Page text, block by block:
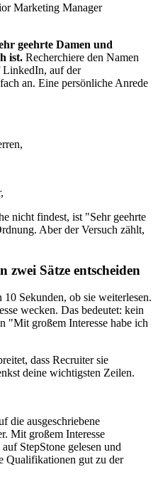
Marketing Manager
geehrte Damen und
ist. Recherchiere den Namen
LinkedIn, auf der
an. Eine persönliche Anrede
nicht findest, ist "Sehr geehrte
Aber der Versuch zählt,
zwei Sätze entscheiden
Sekunden, ob sie weiterlesen.
wecken. Das bedeutet: kein
"Mit großem Interesse habe ich
dass Recruiter sie
deine wichtigsten Zeilen.
die ausgeschriebene
Mit großem Interesse
StepStone gelesen und
Qualifikationen gut zu der